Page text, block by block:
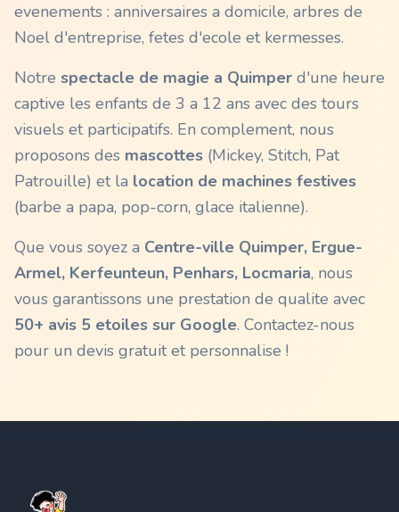
evenements : anniversaires a domicile, arbres de
Noel d'entreprise, fetes d'ecole et kermesses.
Notre spectacle de magie a Quimper d'une heure
captive les enfants de 3 a 12 ans avec des tours
visuels et participatifs. En complement, nous
proposons des mascottes (Mickey, Stitch, Pat
Patrouille) et la location de machines festives
(barbe a papa, pop-corn, glace italienne).
Que vous soyez a Centre-ville Quimper, Ergue-
Armel, Kerfeunteun, Penhars, Locmaria, nous
vous garantissons une prestation de qualite avec
50+ avis 5 etoiles sur Google. Contactez-nous
pour un devis gratuit et personnalise !